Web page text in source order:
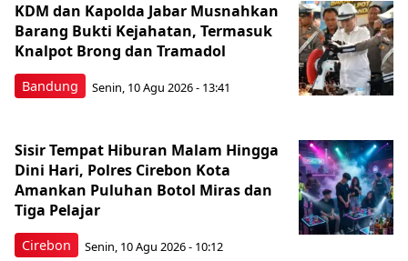
Bandung
KDM dan Kapolda Jabar Musnahkan
Barang Bukti Kejahatan, Termasuk
Knalpot Brong dan Tramadol
Senin, 10 Agu 2026 - 13:41
Cirebon
Sisir Tempat Hiburan Malam Hingga
Dini Hari, Polres Cirebon Kota
Amankan Puluhan Botol Miras dan
Tiga Pelajar
Senin, 10 Agu 2026 - 10:12